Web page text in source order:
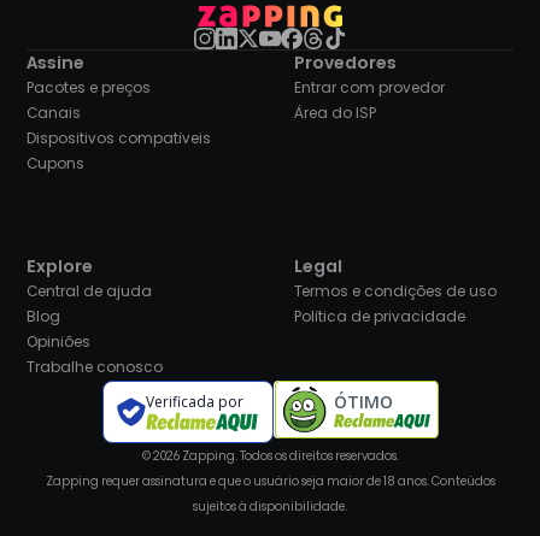
Assine
Pacotes e preços
Canais
Dispositivos compatíveis
Cupons
Provedores
Entrar com provedor
Área do ISP
Explore
Central de ajuda
Blog
Opiniões
Trabalhe conosco
Legal
Termos e condições de uso
Política de privacidade
Verificada por ÓTIMO
© 2026 Zapping. Todos os direitos reservados.
Zapping requer assinatura e que o usuário seja maior de 18 anos. Conteúdos
sujeitos à disponibilidade.